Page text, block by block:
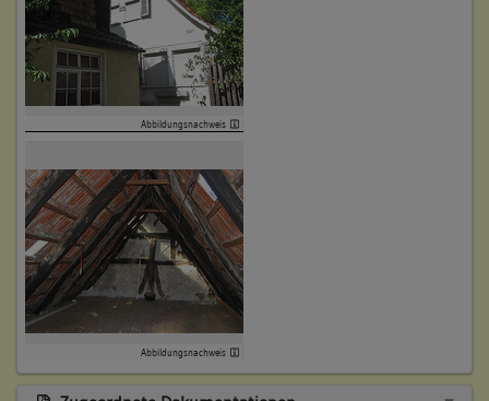
Abbildungsnachweis
Abbildungsnachweis